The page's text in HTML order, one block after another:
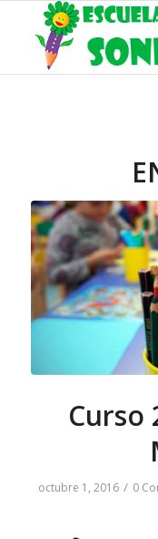
Curso
octubre 1, 2016 / 0